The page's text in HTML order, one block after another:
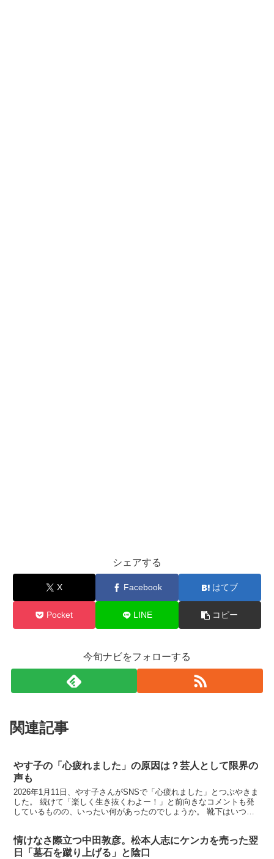
シェアする
X Facebook はてブ
Pocket LINE コピー
今旬ナビをフォローする
関連記事
やす子の「心疲れました」の原因は？芸人として限界の
声も
2026年1月11日、やす子さんがSNSで「心疲れました」とつぶやきま
した。 続けて「楽しく生き抜くわよー！」と前向きなコメントも発
しているものの、いったい何があったのでしょうか。 靴下はいつも
情けなさ際立つ中田敦彦。松本人志にケンカを売った翌
日「墓石を蹴り上げる」と陰口